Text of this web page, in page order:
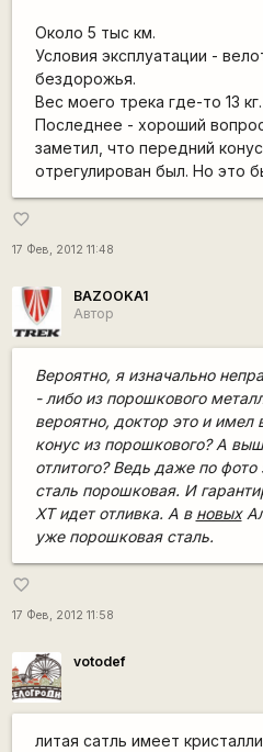
Около 5 тыс км.
Условия эксплуатации -
бездорожья.
Вес моего трека где-то 13 кг.
Последнее - хороший
заметил, что передний
отрегулирован был. Но это
favorite_border
17 Фев, 2012 11:48
BAZOOKA1
Автор
Вероятно, я изначально
- либо из порошкового
вероятно, доктор это и
конус из порошкового? А
отлитого? Ведь даже по фото
сталь порошковая. И
ХТ идет отливка. А в новых
уже порошковая сталь.
favorite_border
17 Фев, 2012 11:58
votodef
литая сатль имеет